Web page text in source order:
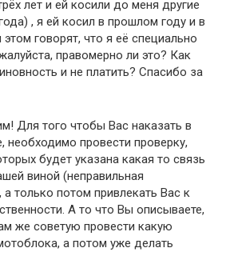
лет и ей косили до меня другие
, я ей косил в прошлом году и в
этом говорят, что я её специально
правомерно ли это? Как
и не платить? Спасибо за
Для того чтобы Вас наказать в
необходимо провести проверку,
будет указана какая то связь
виной (неправильная
а только потом привлекать Вас к
А то что Вы описываете,
же советую провести какую
а потом уже делать